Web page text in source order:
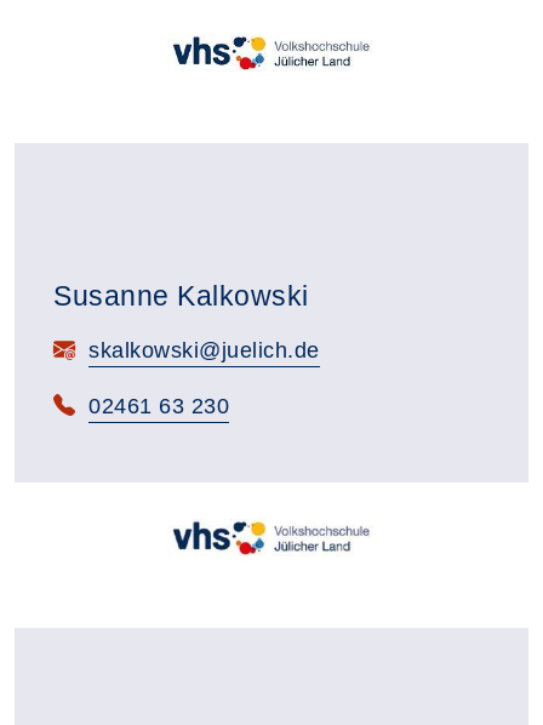
Susanne Kalkowski
E-Mail:skalkowski@juelich.de
Telefon:
02461 63 230